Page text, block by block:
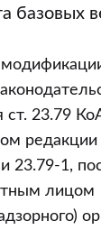
базовых
ст. 23.79
редакции
23.79-1,
лицом